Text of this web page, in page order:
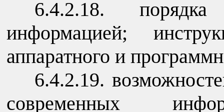
6.4.2.18.
информацией;
аппаратного и
6.4.2.19.
современных